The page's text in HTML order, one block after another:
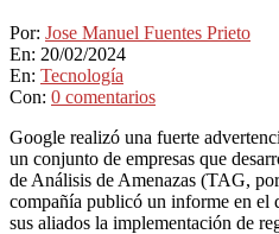
2024-
02-
20
Por: Jose Manuel Fuentes Prieto
En: 20/02/2024
En: Tecnología
Con: 0 comentarios
Google realizó una fuerte
un conjunto de empresas que
de Análisis de Amenazas (TAG,
compañía publicó un informe en el
sus aliados la implementación de